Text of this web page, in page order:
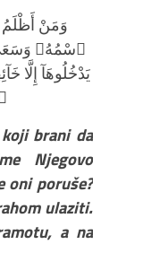
وَمَنْ أَظْلَمُ
ٱسْمُهُۥ
يَدْخُلُوهَآ
brani da
Njegovo
oni poruše?
ulaziti.
a na